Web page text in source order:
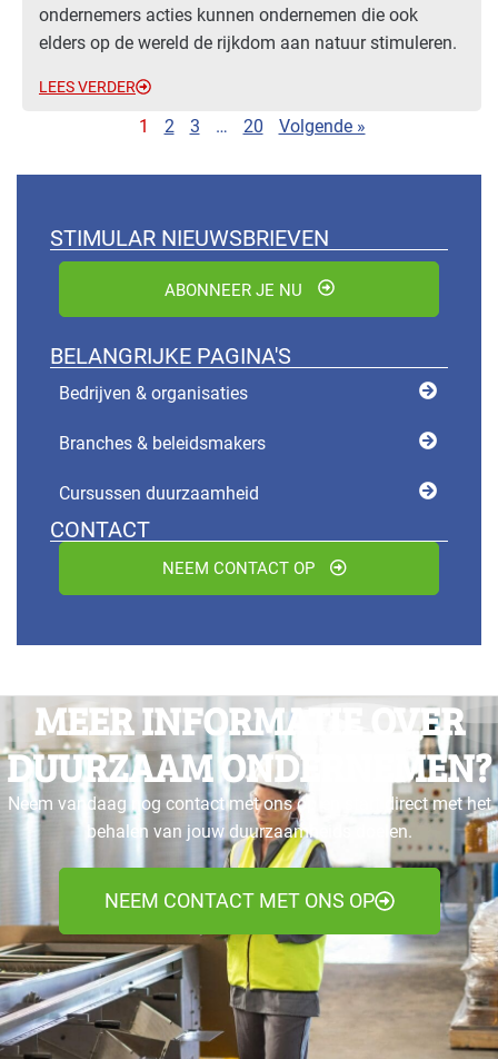
ondernemers acties kunnen ondernemen die ook
elders op de wereld de rijkdom aan natuur stimuleren.
LEES VERDER
1 2 3 … 20 Volgende »
STIMULAR NIEUWSBRIEVEN
ABONNEER JE NU
BELANGRIJKE PAGINA'S
Bedrijven & organisaties
Branches & beleidsmakers
Cursussen duurzaamheid
CONTACT
NEEM CONTACT OP
MEER INFORMATIE OVER
DUURZAAM ONDERNEMEN?
Neem vandaag nog contact met ons op en start direct met het
behalen van jouw duurzaamheids doelen.
NEEM CONTACT MET ONS OP